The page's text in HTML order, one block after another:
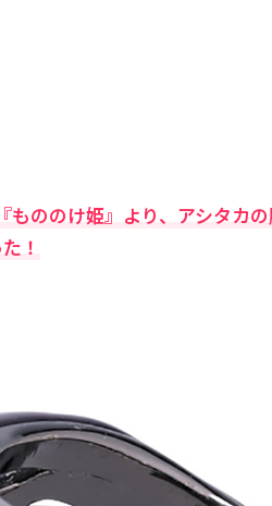
ののけ姫』より、アシタカ
！